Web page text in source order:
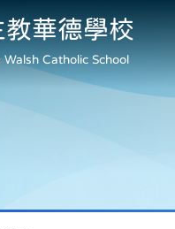
華德學校
Catholic School